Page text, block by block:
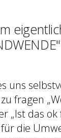
uns
fragen
„Ist das
die